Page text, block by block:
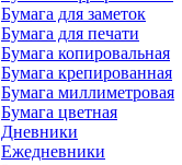
Бумага для заметок
Бумага для печати
Бумага копировальная
Бумага крепированная
Бумага миллиметровая
Бумага цветная
Дневники
Ежедневники